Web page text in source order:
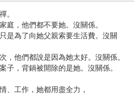
。
庭，他們都不要她。沒關係。
是為了向她父親索要生活費。沒關
，他們都說是因為她太好。沒關係。
子，背鍋被開除的是她。沒關係。
、工作，她都用盡全力，